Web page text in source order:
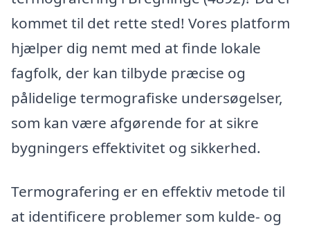
kommet til det rette sted! Vores platform
hjælper dig nemt med at finde lokale
fagfolk, der kan tilbyde præcise og
pålidelige termografiske undersøgelser,
som kan være afgørende for at sikre
bygningers effektivitet og sikkerhed.
Termografering er en effektiv metode til
at identificere problemer som kulde- og